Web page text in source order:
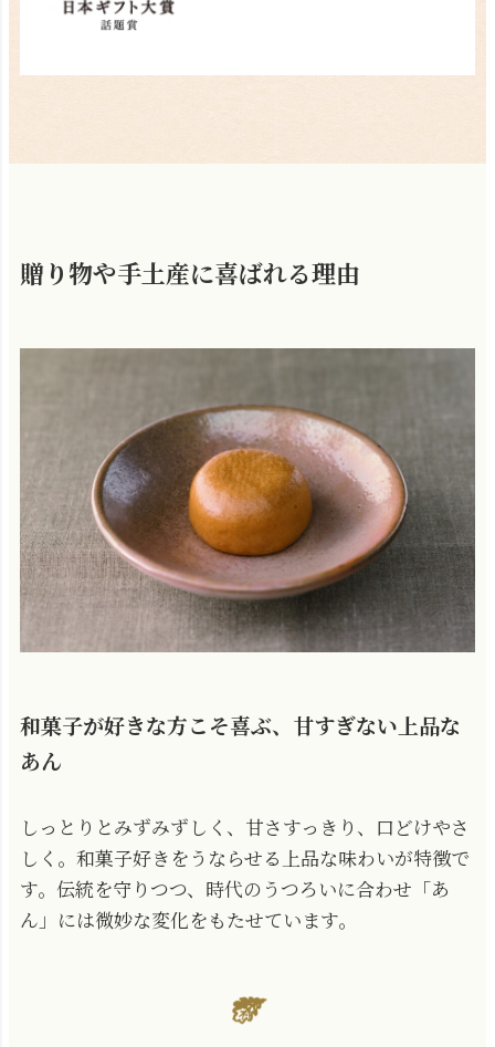
贈り物や手土産に喜ばれる理由
和菓子が好きな方こそ喜ぶ、甘すぎない上品な
あん
しっとりとみずみずしく、甘さすっきり、口どけやさ
しく。和菓子好きをうならせる上品な味わいが特徴で
す。伝統を守りつつ、時代のうつろいに合わせ「あ
ん」には微妙な変化をもたせています。